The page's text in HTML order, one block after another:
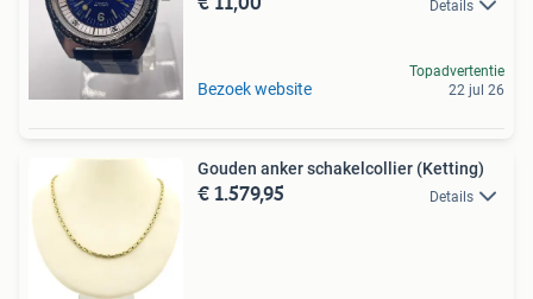
Details
Bezoek website
Topadvertentie
22 jul 26
Gouden anker schakelcollier (Ketting)
€ 1.579,95 Details